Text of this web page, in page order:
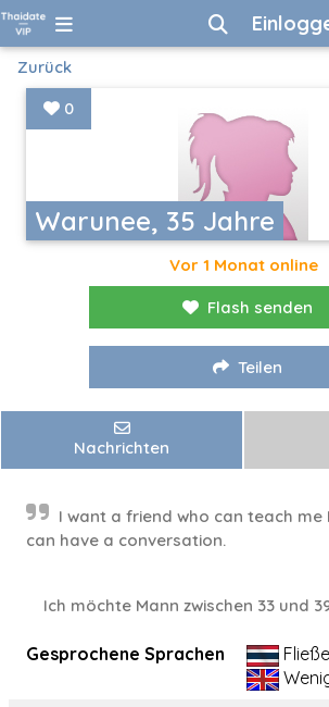
Zurück
Warunee, 35 Jahre
0
Vor 1 Monat online
Flash senden
Teilen
Nachrichten
I want a friend who can teach me
can have a conversation.
Ich möchte Mann zwischen 33 und
Gesprochene Sprachen